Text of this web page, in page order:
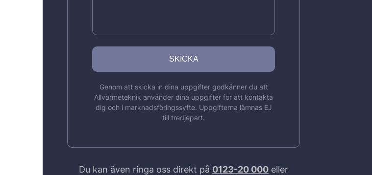
Genom att skicka in dina uppgifter godkänner du att
Allvärmeteknik använder dina uppgifter för att kontakta
dig och i marknadsföringssyfte. Uppgifterna lämnas EJ
till tredjepart.
Du kan även ringa oss direkt på 0123-20 000 eller